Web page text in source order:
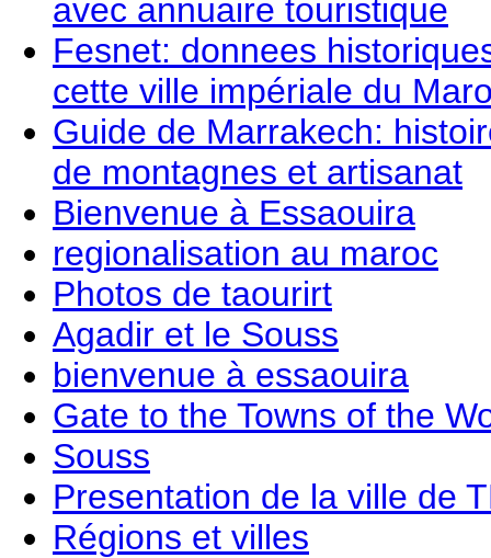
avec annuaire touristique
Fesnet: donnees
cette ville impériale du
Guide de Marrakech:
de montagnes et artisanat
Bienvenue à Essaouira
regionalisation au maroc
Photos de taourirt
Agadir et le Souss
bienvenue à essaouira
Gate to the Towns of the
Souss
Presentation de la ville de
Régions et villes